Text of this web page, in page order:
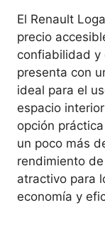
El Renault
precio
confiabilidad y
presenta con
ideal para el
espacio
opción
un poco más
rendimiento
atractivo para
economía y